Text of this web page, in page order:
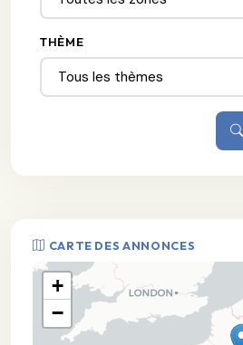
THÈME
CARTE DES ANNONCES
+
−